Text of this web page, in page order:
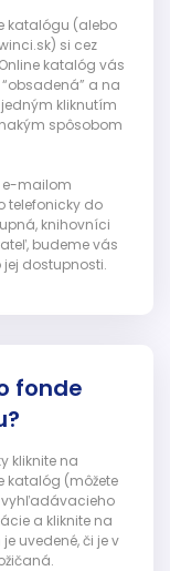
katalógu (alebo
si cez
katalóg vás
a na
kliknutím
spôsobom
e-mailom
telefonicky do
knihovníci
budeme vás
dostupnosti.
fonde
kliknite na
katalóg (môžete
vyhľadávacieho
a kliknite na
uvedené, či je v